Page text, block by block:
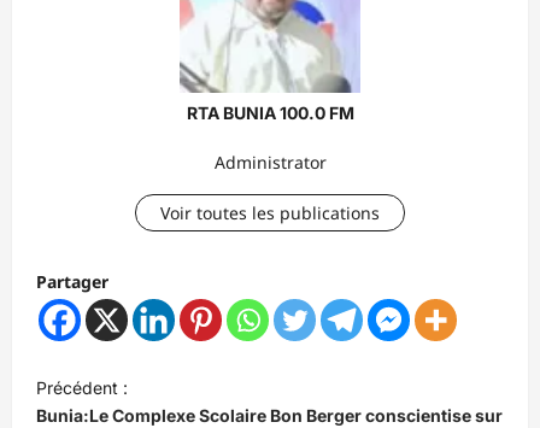
RTA BUNIA 100.0 FM
Administrator
Voir toutes les publications
Partager
N
a
Précédent :
Bunia:Le Complexe Scolaire Bon Berger conscientise sur